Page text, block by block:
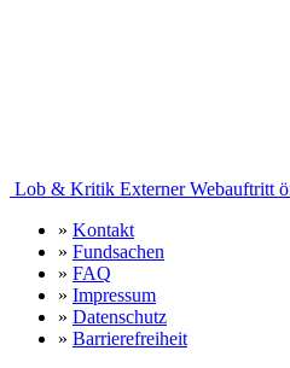
Lob & Kritik Externer Webauftritt
» Kontakt
» Fundsachen
» FAQ
» Impressum
» Datenschutz
» Barrierefreiheit